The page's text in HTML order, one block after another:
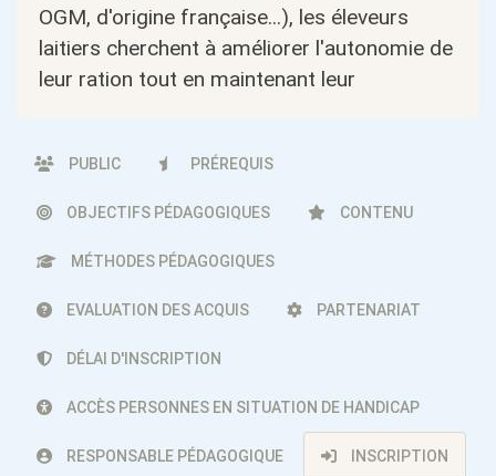
OGM, d'origine française...), les éleveurs
laitiers cherchent à améliorer l'autonomie de
leur ration tout en maintenant leur
PUBLIC PRÉREQUIS
OBJECTIFS PÉDAGOGIQUES CONTENU
MÉTHODES PÉDAGOGIQUES
EVALUATION DES ACQUIS PARTENARIAT
DÉLAI D'INSCRIPTION
ACCÈS PERSONNES EN SITUATION DE HANDICAP
RESPONSABLE PÉDAGOGIQUE INSCRIPTION